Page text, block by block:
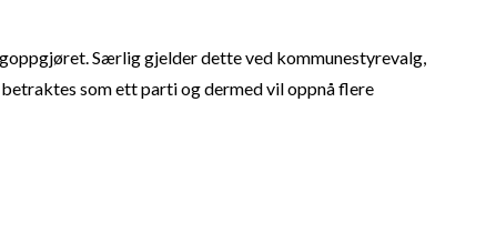
Særlig gjelder dette ved kommunestyrevalg,
som ett parti og dermed vil oppnå flere